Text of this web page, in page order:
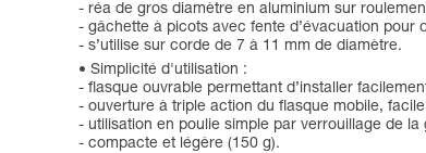
- réa de gros diamètre en aluminium sur
- gâchette à picots avec fente d’évacuation pour
- s’utilise sur corde de 7 à 11 mm de diamètre.
Simplicité d'utilisation :
- flasque ouvrable permettant d’installer
- ouverture à triple action du flasque mobile,
- utilisation en poulie simple par verrouillage de
- compacte et légère (150 g).